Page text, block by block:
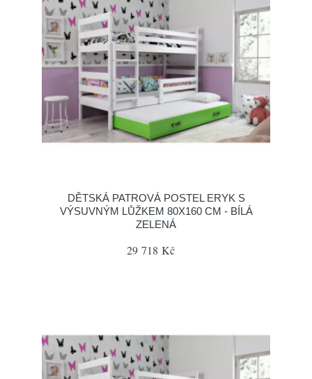
DĚTSKÁ PATROVÁ POSTEL ERYK S
VÝSUVNÝM LŮŽKEM 80X160 CM - BÍLÁ
ZELENÁ
29 718 Kč